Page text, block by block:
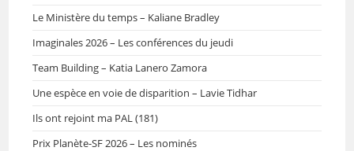
Le Ministère du temps – Kaliane Bradley
Imaginales 2026 – Les conférences du jeudi
Team Building – Katia Lanero Zamora
Une espèce en voie de disparition – Lavie Tidhar
Ils ont rejoint ma PAL (181)
Prix Planète-SF 2026 – Les nominés